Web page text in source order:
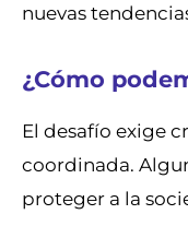
nuevas
¿Cómo
El desafío exige
coordinada.
proteger a la